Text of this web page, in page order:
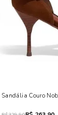
De Leite
Sandália Couro